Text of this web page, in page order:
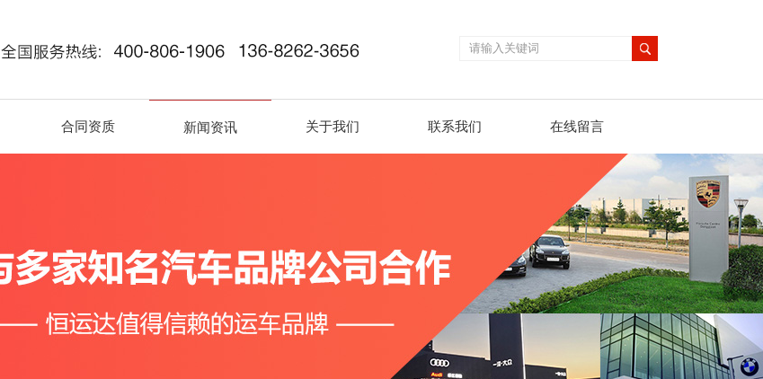
合同资质 新闻资讯 关于我们 联系我们 在线留言